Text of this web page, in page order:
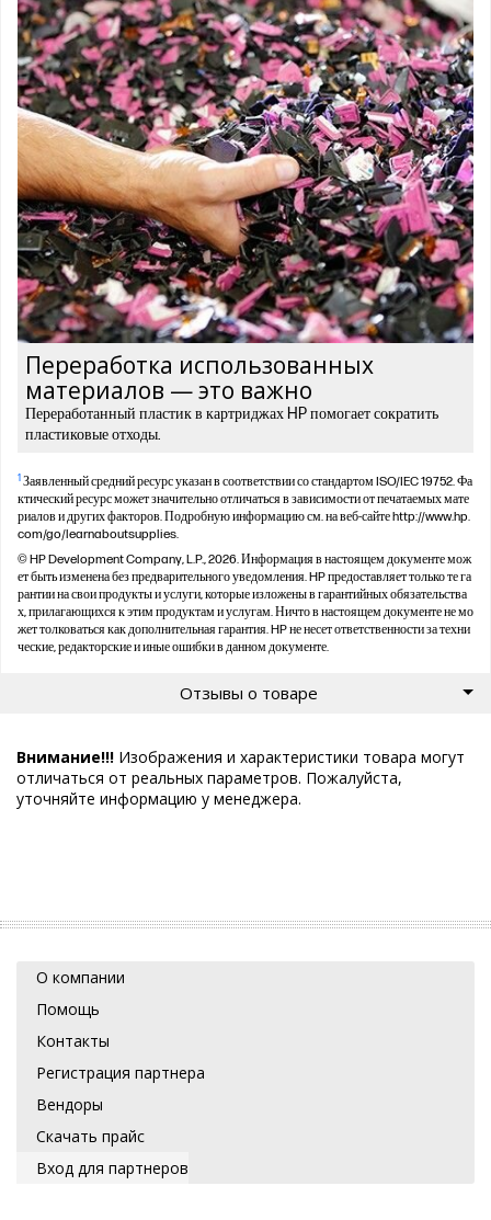
Переработка использованных
материалов — это важно
Переработанный пластик в картриджах HP помогает сократить
пластиковые отходы.
1 Заявленный средний ресурс указан в соответствии со стандартом ISO/IEC 19752. Фа
ктический ресурс может значительно отличаться в зависимости от печатаемых мате
риалов и других факторов. Подробную информацию см. на веб-сайте http://www.hp.
com/go/learnaboutsupplies.
© HP Development Company, L.P., 2026. Информация в настоящем документе мож
ет быть изменена без предварительного уведомления. HP предоставляет только те га
рантии на свои продукты и услуги, которые изложены в гарантийных обязательства
х, прилагающихся к этим продуктам и услугам. Ничто в настоящем документе не мо
жет толковаться как дополнительная гарантия. HP не несет ответственности за техни
ческие, редакторские и иные ошибки в данном документе.
Отзывы о товаре
Внимание!!! Изображения и характеристики товара могут
отличаться от реальных параметров. Пожалуйста,
уточняйте информацию у менеджера.
О компании
Помощь
Контакты
Регистрация партнера
Вендоры
Скачать прайс
Вход для партнеров